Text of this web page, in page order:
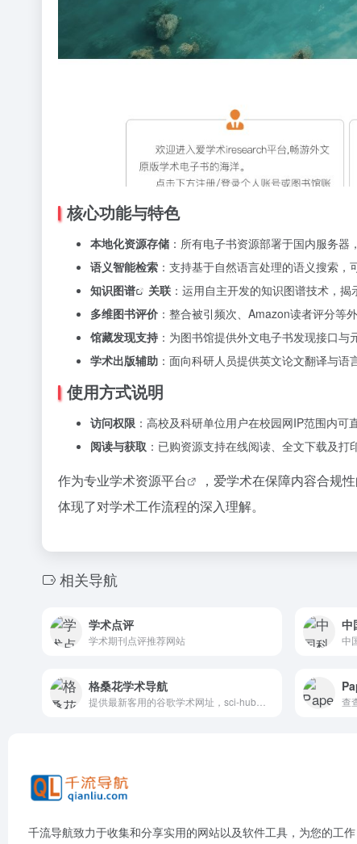
核心功能与特色
本地化资源存储 ：所有电子书资源部署于国内服务
语义智能检索 ：支持基于自然语言处理的语义搜索
知识图谱
关联 ：运用自主开发的知识图谱技术，
多维图书评价 ：整合被引频次、Amazon读者评分等
馆藏发现支持 ：为图书馆提供外文电子书发现接口与
学术出版辅助 ：面向科研人员提供英文论文翻译与语
使用方式说明
访问权限 ：高校及科研单位用户在校园网IP范围内
阅读与获取 ：已购资源支持在线阅读、全文下载及打
作为专业学术资源平台
，爱学术在保障内容合规
体现了对学术工作流程的深入理解。
相关导航
学术点评
学术期刊点评推荐网站
中
中
格桑花学术导航
千流导航致力于收集和分享实用的网站以及软件工具，为您的工作